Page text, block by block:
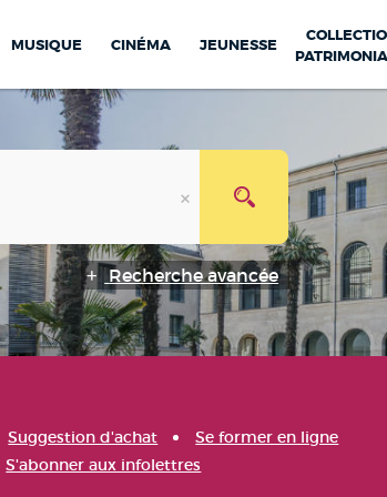
MUSIQUE CINÉMA JEUNESSE
Recherche avancée
Suggestion d'achat
Se former en ligne
S'abonner aux infolettres